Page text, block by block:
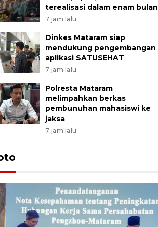
terealisasi dalam enam bulan
7 jam lalu
Dinkes Mataram siap
mendukung pengembangan
aplikasi SATUSEHAT
7 jam lalu
Polresta Mataram
melimpahkan berkas
pembunuhan mahasiswi ke
jaksa
7 jam lalu